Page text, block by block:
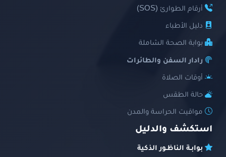
أرقام الطوارئ (SOS)
دليل الأطباء
بوابة الصحة الشاملة
رادار السفن والطائرات
أوقات الصلاة
حالة الطقس
مواقيت الحراسة والمدن
استكشف والدليل
بوابـة الناظـور الذكية